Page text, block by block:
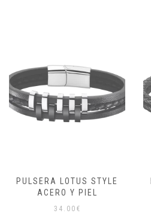
PULSERA LOTUS STYLE
ACERO Y PIEL
34.00 €